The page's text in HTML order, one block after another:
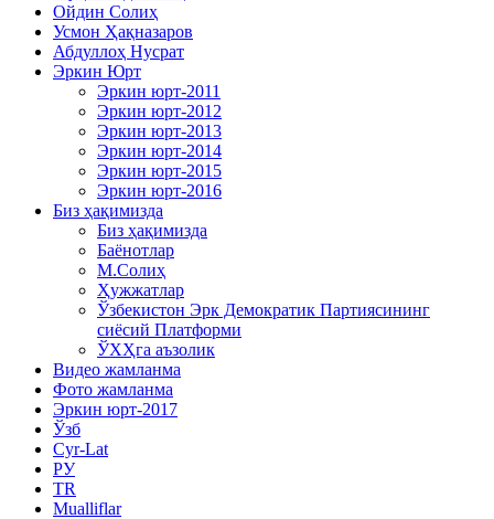
Ойдин Солиҳ
Усмон Ҳақназаров
Абдуллоҳ Нусрат
Эркин Юрт
Эркин юрт-2011
Эркин юрт-2012
Эркин юрт-2013
Эркин юрт-2014
Эркин юрт-2015
Эркин юрт-2016
Биз ҳақимизда
Биз ҳақимизда
Баёнотлар
М.Солиҳ
Ҳужжатлар
Ўзбекистон Эрк Демократик Партиясининг
сиёсий Платформи
ЎХҲга аъзолик
Видео жамланма
Фото жамланма
Эркин юрт-2017
Ўзб
Cyr-Lat
РУ
TR
Mualliflar